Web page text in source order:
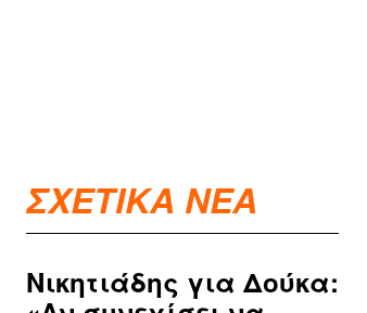
ΣΧΕΤΙΚΑ ΝΕΑ
Νικητιάδης για Δούκα: